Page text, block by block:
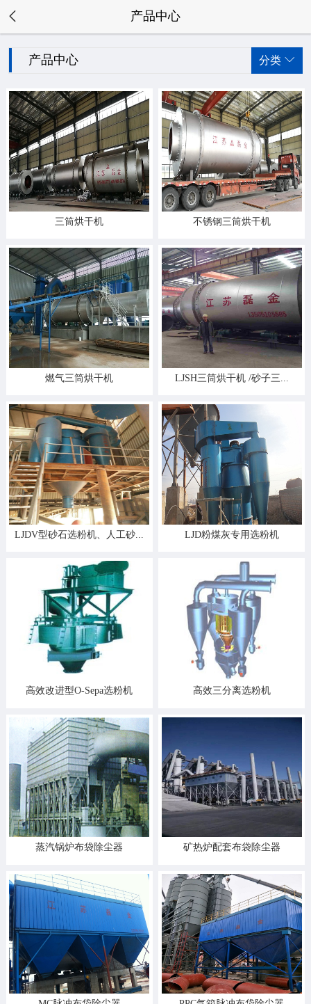
 产品中心
产品中心 分类 
三筒烘干机 不锈钢三筒烘干机
燃气三筒烘干机 LJSH三筒烘干机 /砂子三...
LJDV型砂石选粉机、人工砂... LJD粉煤灰专用选粉机
高效改进型O-Sepa选粉机 高效三分离选粉机
蒸汽锅炉布袋除尘器 矿热炉配套布袋除尘器